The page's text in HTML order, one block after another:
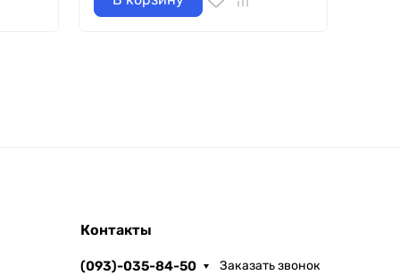
Контакты
(093)-035-84-50 Заказать звонок